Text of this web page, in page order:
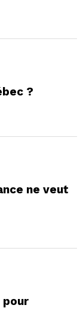
?
ne veut
pour